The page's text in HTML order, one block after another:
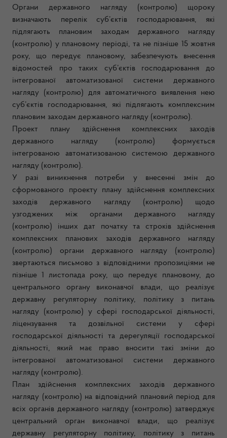
Органи державного нагляду (контролю) щороку
визначають перелік суб’єктів господарювання, які
підлягають плановим заходам державного нагляду
(контролю) у плановому періоді, та не пізніше 15 жовтня
року, що передує плановому, забезпечують внесення
відомостей про таких суб’єктів господарювання до
інтегрованої автоматизованої системи державного
нагляду (контролю) для автоматичного виявлення нею
суб’єктів господарювання, які підлягають комплексним
плановим заходам державного нагляду (контролю).
Проект плану здійснення комплексних заходів
державного нагляду (контролю) формується
інтегрованою автоматизованою системою державного
нагляду (контролю).
У разі виникнення потреби у внесенні змін до
сформованого проекту плану здійснення комплексних
заходів державного нагляду (контролю) щодо
узгоджених між органами державного нагляду
(контролю) інших дат початку та строків здійснення
комплексних планових заходів державного нагляду
(контролю) органи державного нагляду (контролю)
звертаються письмово з відповідними пропозиціями не
пізніше 1 листопада року, що передує плановому, до
центрального органу виконавчої влади, що реалізує
державну регуляторну політику, політику з питань
нагляду (контролю) у сфері господарської діяльності,
ліцензування та дозвільної системи у сфері
господарської діяльності та дерегуляції господарської
діяльності, який має право вносити такі зміни до
інтегрованої автоматизованої системи державного
нагляду (контролю).
План здійснення комплексних заходів державного
нагляду (контролю) на відповідний плановий період для
всіх органів державного нагляду (контролю) затверджує
центральний орган виконавчої влади, що реалізує
державну регуляторну політику, політику з питань